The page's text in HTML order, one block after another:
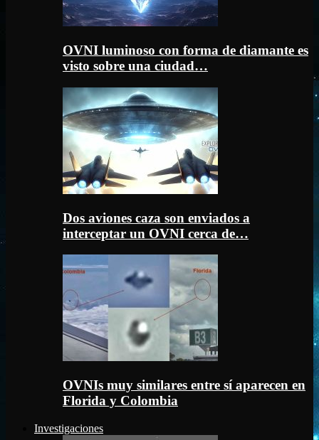
OVNI luminoso con forma de diamante es
visto sobre una ciudad…
Dos aviones caza son enviados a
interceptar un OVNI cerca de…
OVNIs muy similares entre sí aparecen en
Florida y Colombia
Investigaciones